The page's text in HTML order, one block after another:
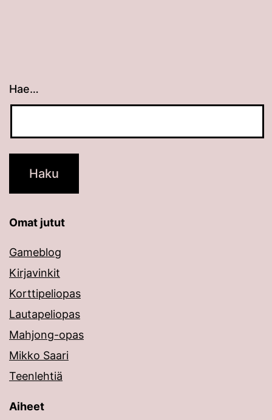
Hae…
Kun tuloksia tulee, voit selata niitä
Omat jutut
Gameblog
Kirjavinkit
Korttipeliopas
Lautapeliopas
Mahjong-opas
Mikko Saari
Teenlehtiä
Aiheet